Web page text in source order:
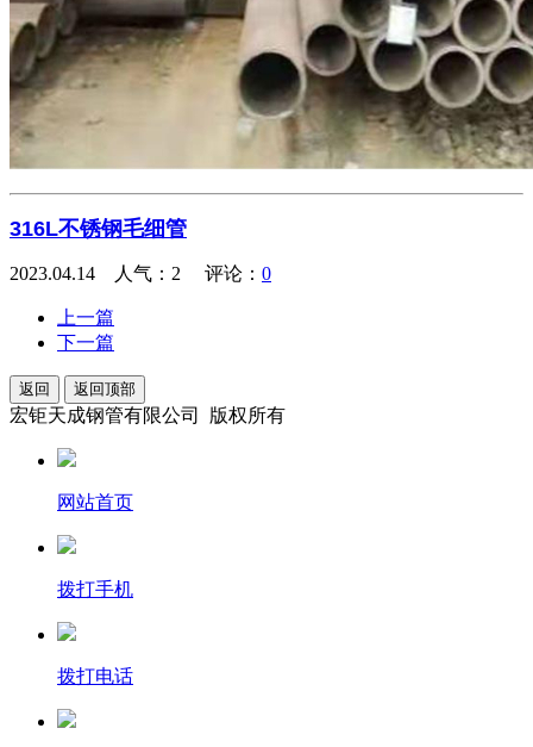
316L不锈钢毛细管
2023.04.14 人气： 2 评论： 0
上一篇
下一篇
返回 返回顶部
宏钜天成钢管有限公司 版权所有
网站首页
拨打手机
拨打电话